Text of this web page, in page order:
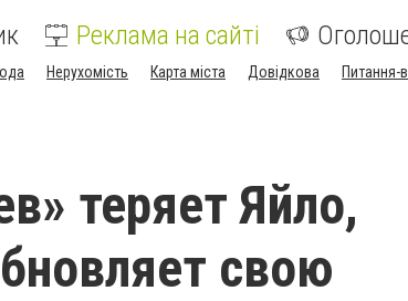
Реклама на сайті
Нерухомість Карта міста Довідкова Питання-
теряет Яйло,
свою